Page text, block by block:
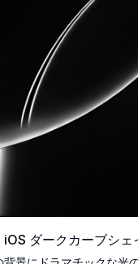
iOS ダークカーブシェ